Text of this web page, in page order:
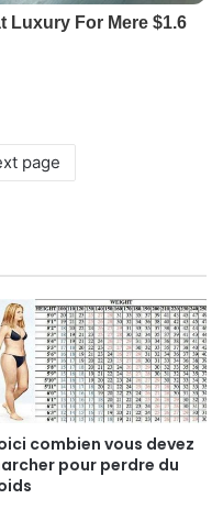
page
combien vous devez
pour perdre du